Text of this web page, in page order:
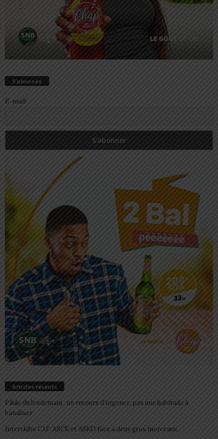
S’abonnez
E-mail
Articles récents
Pilule du lendemain : un recours d’urgence, pas une habitude à
banaliser
Interclubs CAF: ASCK et ASKO face à deux gros morceaux